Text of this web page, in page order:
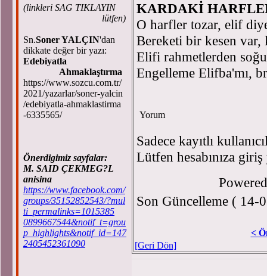
(linkleri SAG TIKLAYIN
lütfen)
Sn.Soner YALÇIN'dan
dikkate değer bir yazı:
Edebiyatla
Ahmaklaştırma
https://www.sozcu.com.tr/
2021/yazarlar/soner-yalcin
/edebiyatla-ahmaklastirma
-6335565/
Önerdigimiz sayfalar:
M. SAID ÇEKMEG?L
anisina
https://www.facebook.com/
groups/35152852543/?mul
ti_permalinks=1015385
0899667544&notif_t=grou
p_highlights&notif_id=147
2405452361090
KARDAKİ
O harfler tozar, elif
Bereketi bir kesen
Elifi rahmetlerden
Engelleme Elifba'mı,
Yorum
Sadece kayıtlı
Lütfen hesabınıza
Son Güncelleme ( 14-
<
[Geri Dön]